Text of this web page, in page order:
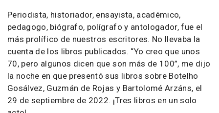
Periodista, historiador, ensayista, académico,
pedagogo, biógrafo, polígrafo y antologador, fue el
más prolífico de nuestros escritores. No llevaba la
cuenta de los libros publicados. “Yo creo que unos
70, pero algunos dicen que son más de 100”, me dijo
la noche en que presentó sus libros sobre Botelho
Gosálvez, Guzmán de Rojas y Bartolomé Arzáns, el
29 de septiembre de 2022. ¡Tres libros en un solo